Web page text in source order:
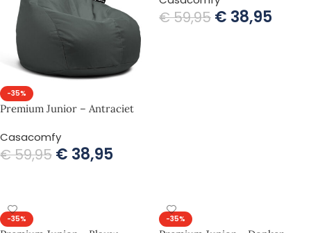
-35%
Premium Junior – Antraciet
Casacomfy
€59,95 € 38,95
€59,95 € 38,95
-35% -35%